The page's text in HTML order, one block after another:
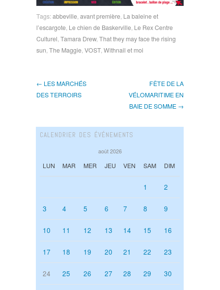
Tags:abbeville,avant première, La baleine et
l’escargote, Le chien de Baskerville, Le Rex Centre
Culturel,Tamara Drew,That they may face the rising
sun,The Maggie,VOST,Withnail et moi
← LES MARCHÉS
DES TERROIRS
FÊTE DE LA
VÉLOMARITIME EN
BAIE DE SOMME →
CALENDRIER DES ÉVÉNEMENTS
août 2026
LUN MAR MER JEU VEN SAM DIM
1 2
3 4 5 6 7 8 9
10 11 12 13 14 15 16
17 18 19 20 21 22 23
24 25 26 27 28 29 30